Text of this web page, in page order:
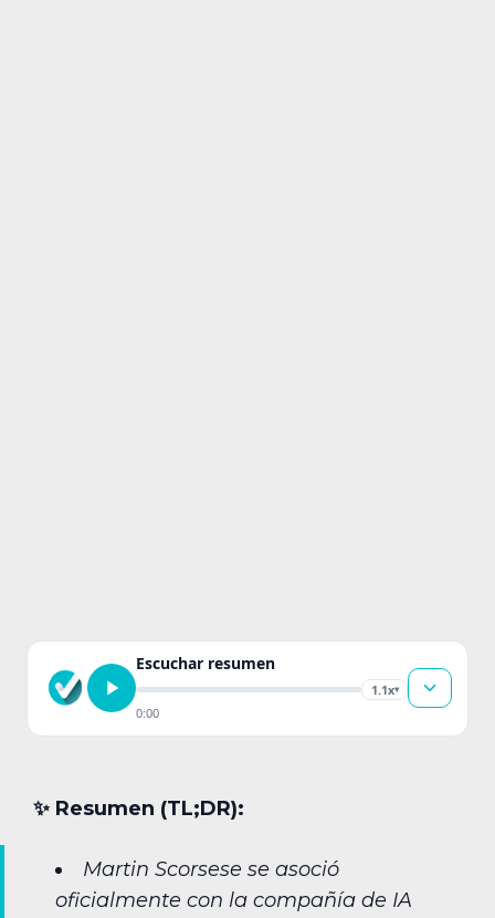
Escuchar resumen
1.1x▾
0:00
✨︎ Resumen (TL;DR):
Martin Scorsese se asoció
oficialmente con la compañía de IA